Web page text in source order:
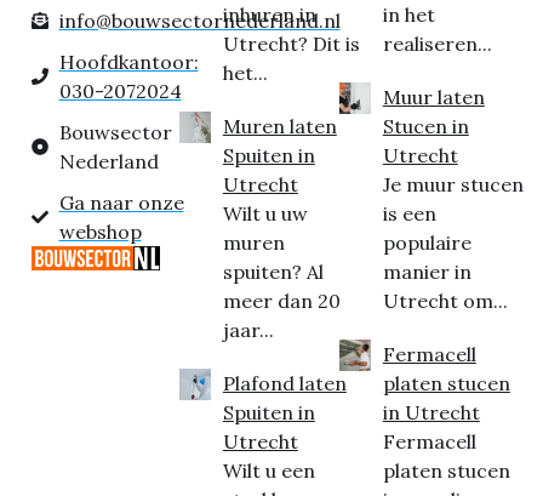
info@bouwsectornederland.nl
Hoofdkantoor:
030-2072024
Bouwsector
Nederland
Ga naar onze
webshop
inhuren in
Utrecht? Dit is
het...
Muren laten
Spuiten in
Utrecht
Wilt u uw
muren
spuiten? Al
meer dan 20
jaar...
Plafond laten
Spuiten in
Utrecht
Wilt u een
in het
realiseren...
Muur laten
Stucen in
Utrecht
Je muur stucen
is een
populaire
manier in
Utrecht om...
Fermacell
platen stucen
in Utrecht
Fermacell
platen stucen